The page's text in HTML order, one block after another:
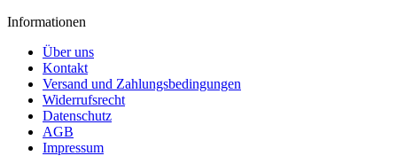
Informationen
Über uns
Kontakt
Versand und Zahlungsbedingungen
Widerrufsrecht
Datenschutz
AGB
Impressum